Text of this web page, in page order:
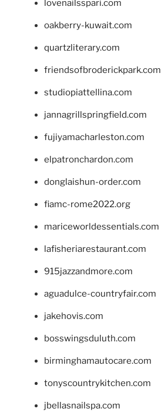
lovenailsspari.com
oakberry-kuwait.com
quartzliterary.com
friendsofbroderickpark.com
studiopiattellina.com
jannagrillspringfield.com
fujiyamacharleston.com
elpatronchardon.com
donglaishun-order.com
fiamc-rome2022.org
mariceworldessentials.com
lafisheriarestaurant.com
915jazzandmore.com
aguadulce-countryfair.com
jakehovis.com
bosswingsduluth.com
birminghamautocare.com
tonyscountrykitchen.com
jbellasnailspa.com